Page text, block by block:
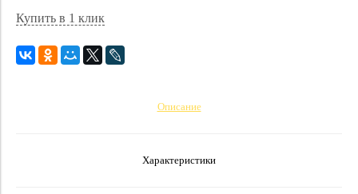
Купить в 1 клик
Описание
Характеристики